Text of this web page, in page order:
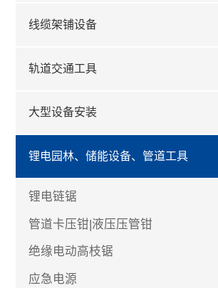
线缆架铺设备
轨道交通工具
大型设备安装
锂电园林、储能设备、管道工具
锂电链锯
管道卡压钳|液压压管钳
绝缘电动高枝锯
应急电源